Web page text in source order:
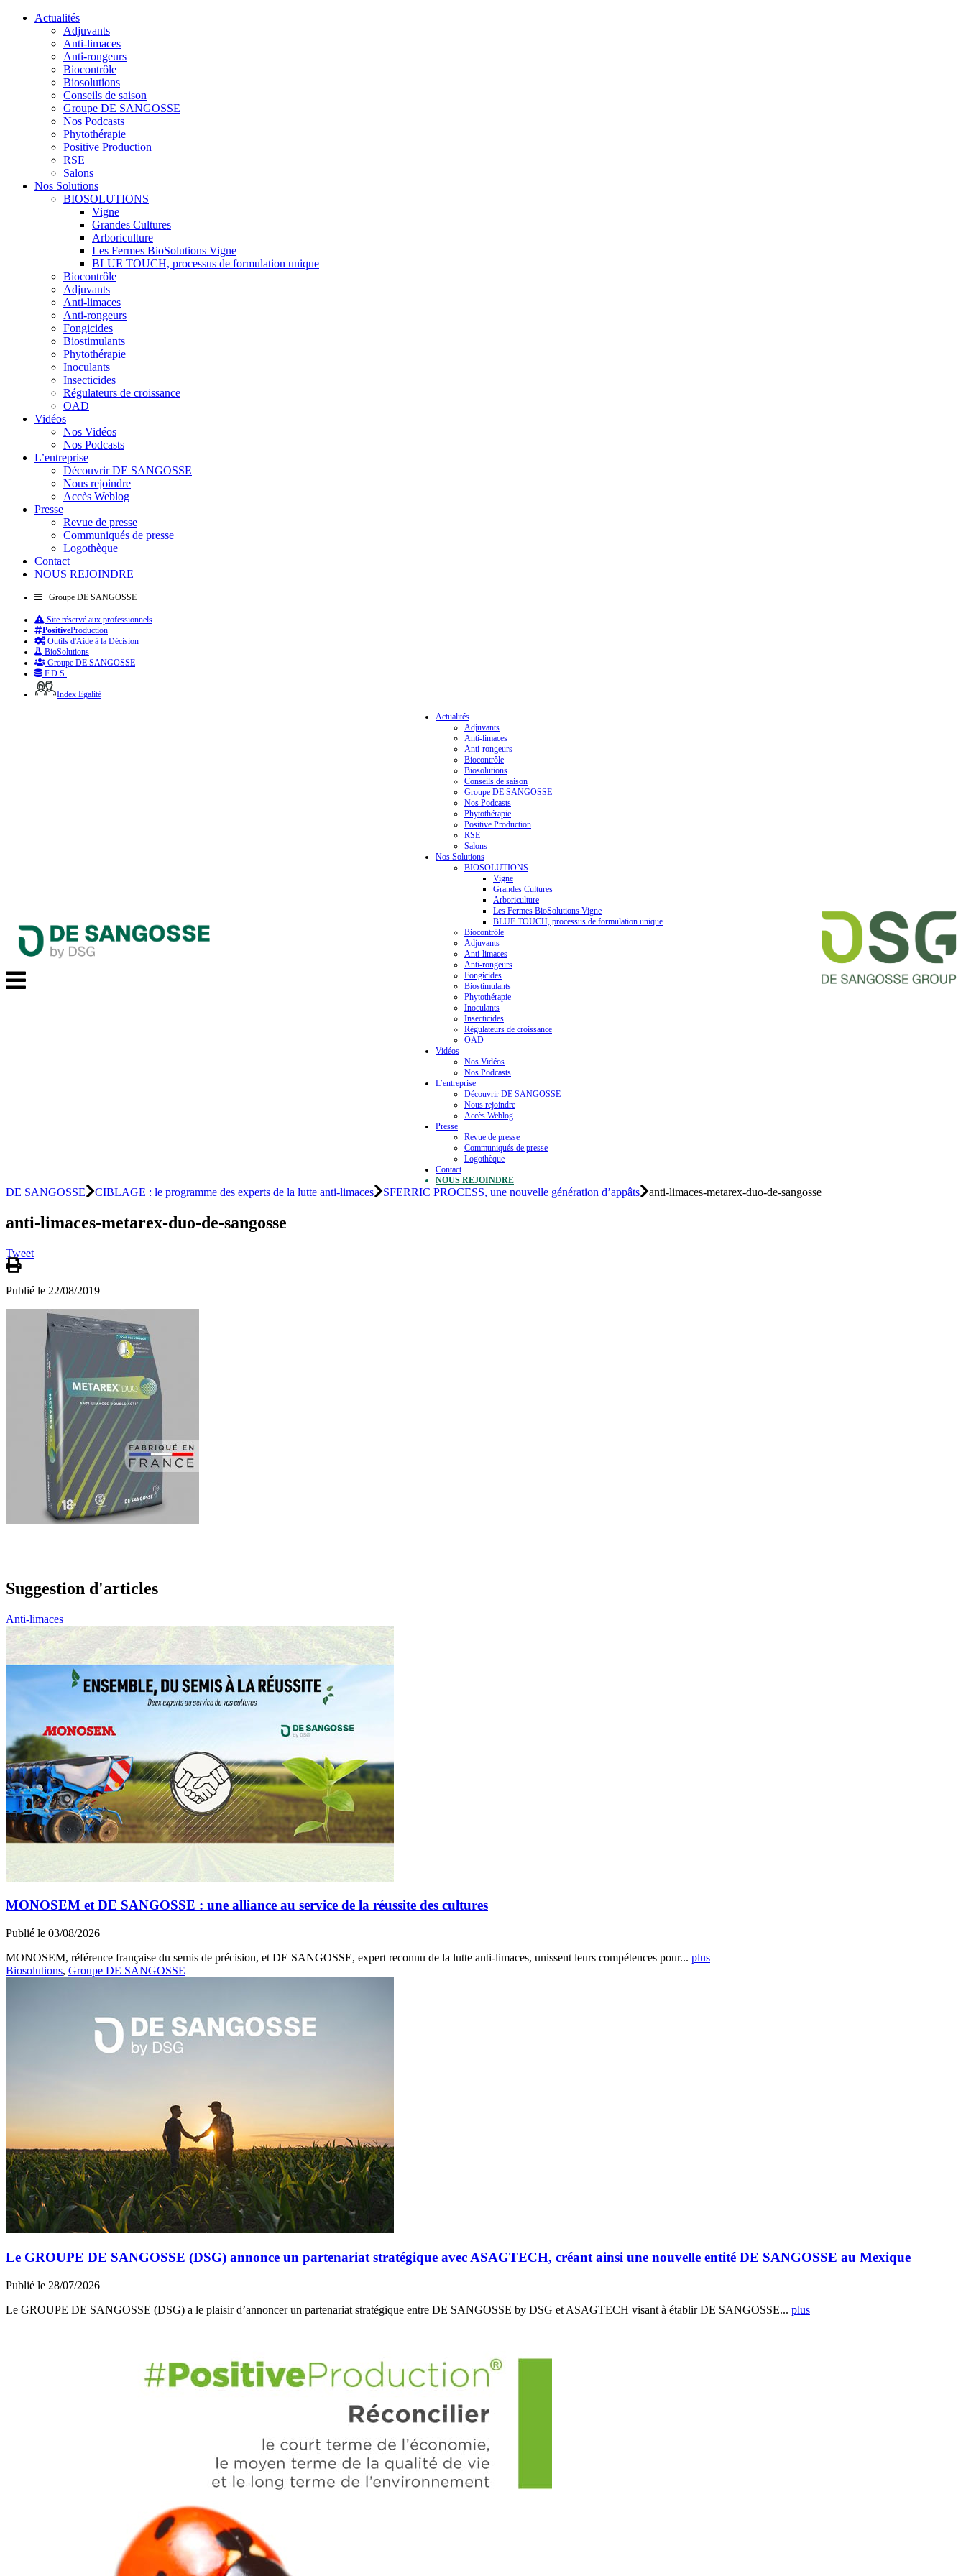
Actualités
Adjuvants
Anti-limaces
Anti-rongeurs
Biocontrôle
Biosolutions
Conseils de saison
Groupe DE SANGOSSE
Nos Podcasts
Phytothérapie
Positive Production
RSE
Salons
Nos Solutions
BIOSOLUTIONS
Vigne
Grandes Cultures
Arboriculture
Les Fermes BioSolutions Vigne
BLUE TOUCH, processus de formulation unique
Biocontrôle
Adjuvants
Anti-limaces
Anti-rongeurs
Fongicides
Biostimulants
Phytothérapie
Inoculants
Insecticides
Régulateurs de croissance
OAD
Vidéos
Nos Vidéos
Nos Podcasts
L’entreprise
Découvrir DE SANGOSSE
Nous rejoindre
Accès Weblog
Presse
Revue de presse
Communiqués de presse
Logothèque
Contact
NOUS REJOINDRE
Groupe DE SANGOSSE
Site réservé aux professionnels
PositiveProduction
Outils d'Aide à la Décision
BioSolutions
Groupe DE SANGOSSE
F.D.S.
Index Egalité
Actualités
Adjuvants
Anti-limaces
Anti-rongeurs
Biocontrôle
Biosolutions
Conseils de saison
Groupe DE SANGOSSE
Nos Podcasts
Phytothérapie
Positive Production
RSE
Salons
Nos Solutions
BIOSOLUTIONS
Vigne
Grandes Cultures
Arboriculture
Les Fermes BioSolutions Vigne
BLUE TOUCH, processus de formulation unique
Biocontrôle
Adjuvants
Anti-limaces
Anti-rongeurs
Fongicides
Biostimulants
Phytothérapie
Inoculants
Insecticides
Régulateurs de croissance
OAD
Vidéos
Nos Vidéos
Nos Podcasts
L’entreprise
Découvrir DE SANGOSSE
Nous rejoindre
Accès Weblog
Presse
Revue de presse
Communiqués de presse
Logothèque
Contact
NOUS REJOINDRE
DE SANGOSSE CIBLAGE : le programme des experts de la lutte anti-limaces SFERRIC PROCESS, une nouvelle génération d’appâts anti-limaces-metarex-duo-de-sangosse
anti-limaces-metarex-duo-de-sangosse
Tweet
Publié le 22/08/2019
Suggestion d'articles
Anti-limaces
MONOSEM et DE SANGOSSE : une alliance au service de la réussite des cultures
Publié le 03/08/2026
MONOSEM, référence française du semis de précision, et DE SANGOSSE, expert reconnu de la lutte anti-limaces, unissent leurs compétences pour... plus
Biosolutions, Groupe DE SANGOSSE
Le GROUPE DE SANGOSSE (DSG) annonce un partenariat stratégique avec ASAGTECH, créant ainsi une nouvelle entité DE SANGOSSE au Mexique
Publié le 28/07/2026
Le GROUPE DE SANGOSSE (DSG) a le plaisir d’annoncer un partenariat stratégique entre DE SANGOSSE by DSG et ASAGTECH visant à établir DE SANGOSSE... plus